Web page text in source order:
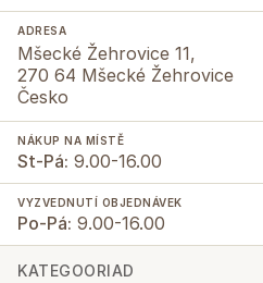
ADRESA
Mšecké Žehrovice 11,
270 64 Mšecké Žehrovice
Česko
NÁKUP NA MÍSTĚ
St-Pá: 9.00-16.00
VYZVEDNUTÍ OBJEDNÁVEK
Po-Pá: 9.00-16.00
KATEGOORIAD